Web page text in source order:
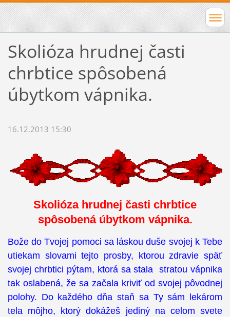
Skolióza hrudnej časti
chrbtice spôsobená
úbytkom vápnika.
16.12.2013 15:30
Skolióza hrudnej časti chrbtice
spôsobená úbytkom vápnika.
Bože do Tvojej pomoci sa láskou duše svojej k Tebe
utiekam slovami tejto prosby, ktorou zdravie späť
svojej chrbtici pýtam, ktorá sa stala stratou vápnika
tak oslabená, že sa začala kriviť od svojej pôvodnej
polohy. Do každého dňa staň sa Ty sám lekárom
tela môjho, ktorý dokážeš jediný na celom svete